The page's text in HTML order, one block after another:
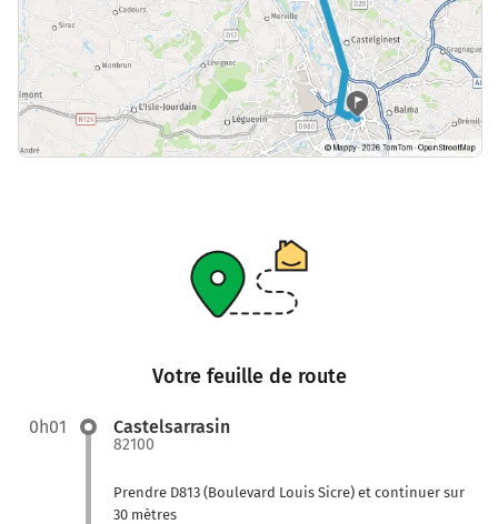
Votre feuille de route
0h01 Castelsarrasin
82100
Prendre D813 (Boulevard Louis Sicre) et continuer sur
30 mètres